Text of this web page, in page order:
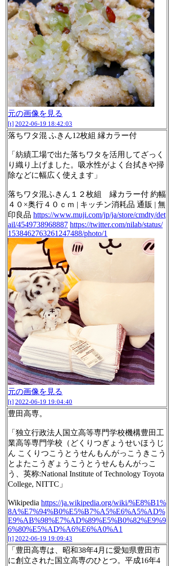
元の画像を見る
[t] 2022-06-19 18:42:03
落ちワタ混 ふきん12枚組 縁カラー付
「紡績工場で出た落ちワタを活用してざっく
り織り上げました。吸水性がよく台拭きや掃
除などに幅広く使えます」
落ちワタ混ふきん１２枚組 縁カラー付 約幅
４０×奥行４０ｃｍ | キッチン消耗品 通販 | 無
印良品 https://www.muji.com/jp/ja/store/cmdty/det
ail/4549738968887 https://twitter.com/nilab/status/
1538462763261247488/photo/1
元の画像を見る
[t] 2022-06-19 19:04:40
豊田高専。
「独立行政法人国立高等専門学校機構豊田工
業高等専門学校（どくりつぎょうせいほうじ
ん こくりつこうとうせんもんがっこうきこう
とよたこうぎょうこうとうせんもんがっこ
う、英称:National Institute of Technology Toyota
College, NITTC」
Wikipedia https://ja.wikipedia.org/wiki/%E8%B1%
8A%E7%94%B0%E5%B7%A5%E6%A5%AD%
E9%AB%98%E7%AD%89%E5%B0%82%E9%9
6%80%E5%AD%A6%E6%A0%A1
[t] 2022-06-19 19:09:43
「豊田高専は、昭和38年4月に愛知県豊田市
に創立された国立高専のひとつ。平成16年4